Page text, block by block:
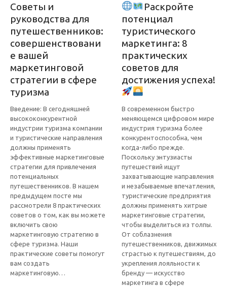
Советы и
руководства для
путешественников:
совершенствовани
е вашей
маркетинговой
стратегии в сфере
туризма
Введение: В сегодняшней
высококонкурентной
индустрии туризма компании
и туристические направления
должны применять
эффективные маркетинговые
стратегии для привлечения
потенциальных
путешественников. В нашем
предыдущем посте мы
рассмотрели 8 практических
советов о том, как вы можете
включить свою
маркетинговую стратегию в
сфере туризма. Наши
практические советы помогут
вам создать
маркетинговую…
Раскройте
потенциал
туристического
маркетинга: 8
практических
советов для
достижения успеха!
В современном быстро
меняющемся цифровом мире
индустрия туризма более
конкурентоспособна, чем
когда-либо прежде.
Поскольку энтузиасты
путешествий ищут
захватывающие направления
и незабываемые впечатления,
туристические предприятия
должны применять хитрые
маркетинговые стратегии,
чтобы выделиться из толпы.
От соблазнения
путешественников, движимых
страстью к путешествиям, до
укрепления лояльности к
бренду — искусство
маркетинга в сфере